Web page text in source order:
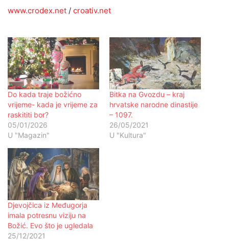
www.crodex.net / croativ.net
Do kada traje božićno
vrijeme- kada je vrijeme za
raskititi bor?
05/01/2026
U "Magazin"
Bitka na Gvozdu – kraj
hrvatske narodne dinastije
– 1097.
26/05/2021
U "Kultura"
Djevojčica iz Međugorja
imala potresnu viziju na
Božić. Evo što je ugledala
25/12/2021